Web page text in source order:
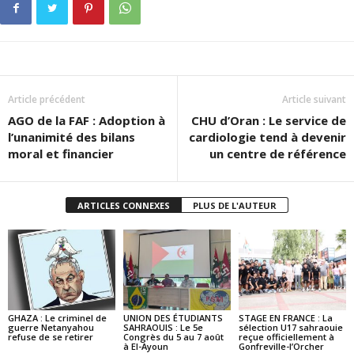
Article précédent
AGO de la FAF : Adoption à
l’unanimité des bilans
moral et financier
Article suivant
CHU d’Oran : Le service de
cardiologie tend à devenir
un centre de référence
ARTICLES CONNEXES PLUS DE L'AUTEUR
GHAZA : Le criminel de
guerre Netanyahou
refuse de se retirer
UNION DES ÉTUDIANTS
SAHRAOUIS : Le 5e
Congrès du 5 au 7 août
à El-Ayoun
STAGE EN FRANCE : La
sélection U17 sahraouie
reçue officiellement à
Gonfreville-l’Orcher